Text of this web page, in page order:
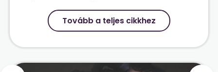
Tovább a teljes cikkhez